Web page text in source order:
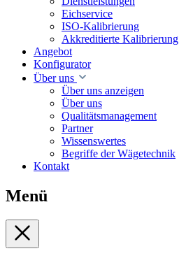
Eichservice
ISO-Kalibrierung
Akkreditierte Kalibrierung
Angebot
Konfigurator
Über uns
Über uns anzeigen
Über uns
Qualitätsmanagement
Partner
Wissenswertes
Begriffe der Wägetechnik
Kontakt
Menü